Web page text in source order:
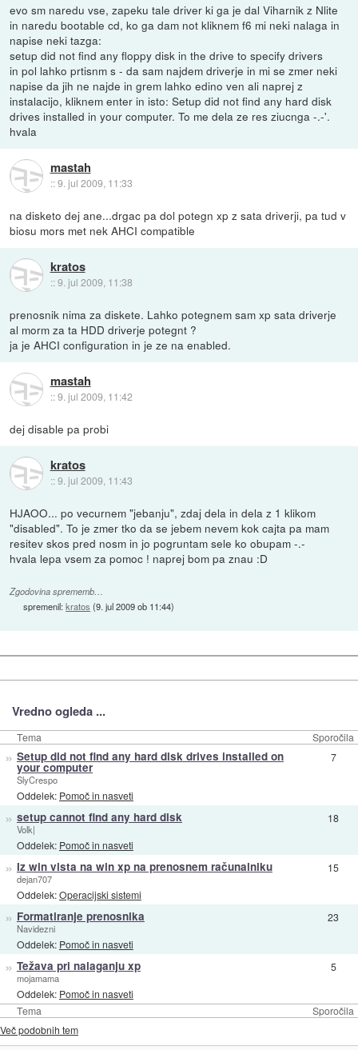
evo sm naredu vse, zapeku tale driver ki ga je dal Viharnik z Nlite
in naredu bootable cd, ko ga dam not kliknem f6 mi neki nalaga in
napise neki tazga:
setup did not find any floppy disk in the drive to specify drivers
in pol lahko prtisnm s - da sam najdem driverje in mi se zmer neki
napise da jih ne najde in grem lahko edino ven ali naprej z
instalacijo, kliknem enter in isto: Setup did not find any hard disk
drives installed in your computer. To me dela ze res ziucnga -.-'.
hvala
mastah
::9. jul 2009, 11:33
na disketo dej ane...drgac pa dol potegn xp z sata driverji, pa tud v
biosu mors met nek AHCI compatible
kratos
::9. jul 2009, 11:38
prenosnik nima za diskete. Lahko potegnem sam xp sata driverje
al morm za ta HDD driverje potegnt ?
ja je AHCI configuration in je ze na enabled.
mastah
::9. jul 2009, 11:42
dej disable pa probi
kratos
::9. jul 2009, 11:43
HJAOO... po vecurnem "jebanju", zdaj dela in dela z 1 klikom
"disabled". To je zmer tko da se jebem nevem kok cajta pa mam
resitev skos pred nosm in jo pogruntam sele ko obupam -.-
hvala lepa vsem za pomoc ! naprej bom pa znau :D
Zgodovina sprememb…
spremenil:kratos (9. jul 2009 ob 11:44)
Vredno ogleda ...
Tema Sporočila
Tema Sporočila
» Setup did not find any hard disk drives installed on
your computer
SlyCrespo
Oddelek: Pomoč in nasveti
7
» setup cannot find any hard disk
Volk|
Oddelek: Pomoč in nasveti
18
» Iz win vista na win xp na prenosnem računalniku
dejan707
Oddelek:Operacijski sistemi
15
» Formatiranje prenosnika
Navidezni
Oddelek: Pomoč in nasveti
23
» Težava pri nalaganju xp
mojamama
Oddelek: Pomoč in nasveti
5
Več podobnih tem